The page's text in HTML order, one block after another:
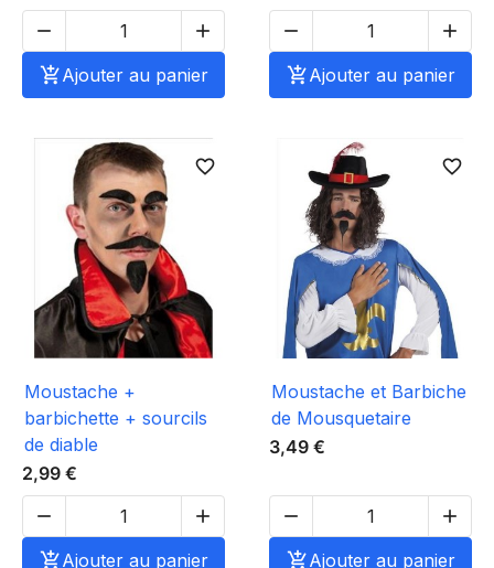


Ajouter au panier


Ajouter au panier
favorite_border
Moustache +
barbichette + sourcils
de diable
2,99 €


Ajouter au panier
favorite_border
Moustache et Barbiche
de Mousquetaire
3,49 €


Ajouter au panier